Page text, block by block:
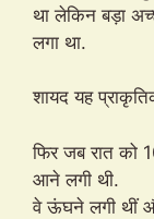
था लेकिन बड़ा
लगा था.
शायद यह
फिर जब रात को
आने लगी थी.
वे ऊंघने लगी थीं